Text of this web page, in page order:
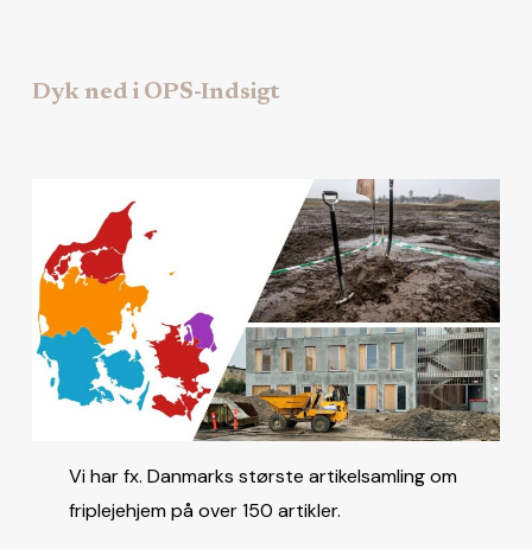
Dyk ned i OPS-Indsigt
Vi har fx. Danmarks største artikelsamling om
friplejehjem på over 150 artikler.